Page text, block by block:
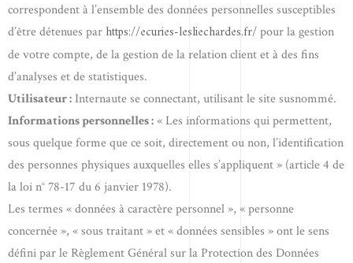
correspondent à l’ensemble des données personnelles susceptibles
d’être détenues par https://ecuries-lesliechardes.fr/pour la gestion
de votre compte, de la gestion de la relation client et à des fins
d’analyses et de statistiques.
Utilisateur : Internaute se connectant, utilisant le site susnommé.
Informations personnelles :« Les informations qui permettent,
sous quelque forme que ce soit, directement ou non, l’identification
des personnes physiques auxquelles elles s’appliquent » (article 4 de
la loi n° 78-17 du 6 janvier 1978).
Les termes « données à caractère personnel », « personne
concernée », « sous traitant » et « données sensibles » ont le sens
défini par le Règlement Général sur la Protection des Données